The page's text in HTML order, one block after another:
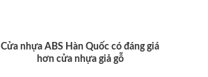
Cửa nhựa ABS Hàn Quốc có đáng giá
hơn cửa nhựa giả gỗ